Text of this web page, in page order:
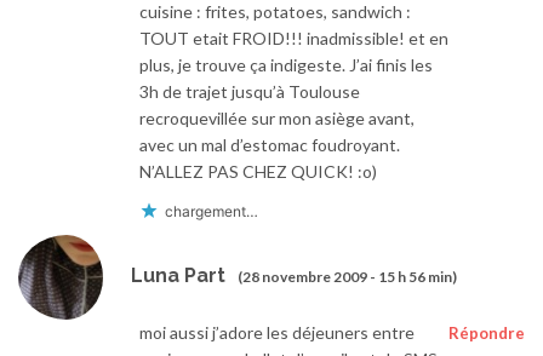
cuisine : frites, potatoes, sandwich :
TOUT etait FROID!!! inadmissible! et en
plus, je trouve ça indigeste. J’ai finis les
3h de trajet jusqu’à Toulouse
recroquevillée sur mon asiège avant,
avec un mal d’estomac foudroyant.
N’ALLEZ PAS CHEZ QUICK! :o)
chargement…
Luna Part (28 novembre 2009 - 15 h 56 min)
Répondre
moi aussi j’adore les déjeuners entre